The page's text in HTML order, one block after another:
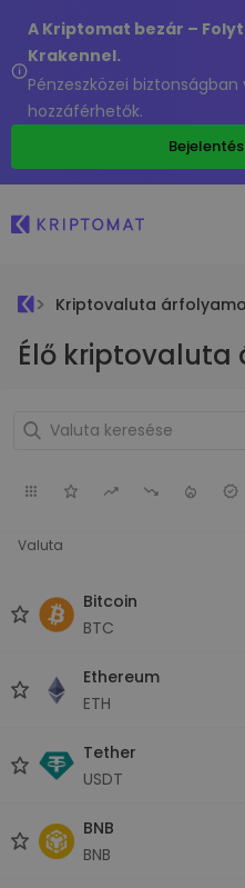
A Kriptomat bezár –
Krakennel.
Pénzeszközei
hozzáférhetők.
Kriptovaluta
Élő kriptovaluta
Valuta
Bitcoin
BTC
Ethereum
ETH
Tether
USDT
BNB
BNB